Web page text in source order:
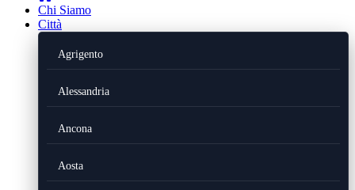
Chi Siamo
Città
Agrigento
Alessandria
Ancona
Aosta